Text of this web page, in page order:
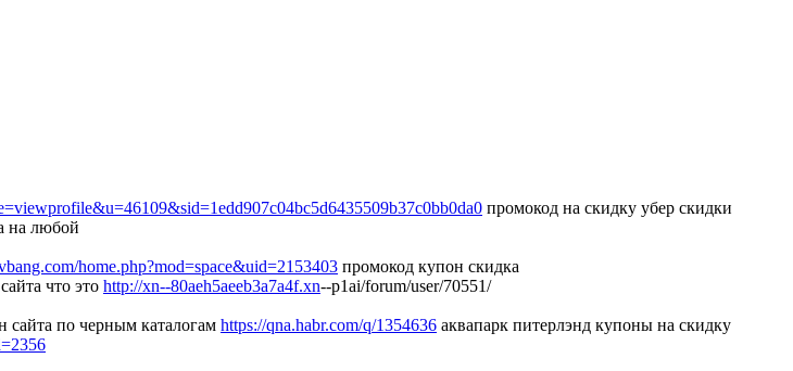
промокод на скидку убер скидки
на любой
home.php?mod=space&uid=2153403 промокод купон скидка
что это http://xn--80aeh5aeeb3a7a4f.xn--p1ai/forum/user/70551/
сайта по черным каталогам https://qna.habr.com/q/1354636 аквапарк питерлэнд купоны на скидку